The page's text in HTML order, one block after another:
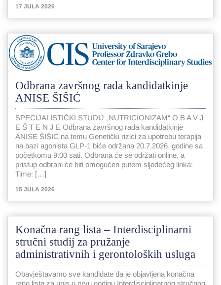
17 JULA 2026
Odbrana završnog rada kandidatkinje
ANISE ŠIŠIĆ
SPECIJALISTIČKI STUDIJ „NUTRICIONIZAM“ O B A V J
E Š T E N J E Odbrana završnog rada kandidatkinje
ANISE ŠIŠIĆ na temu Genetički rizici za upotrebu terapija
na bazi agonista GLP-1 biće održana 20.7.2026. godine sa
početkomu 9:00 sati. Odbrana će se održati online, a
pristup odbrani će biti omogućen putem sljedećeg linka:
Time: […]
15 JULA 2026
Konačna rang lista – Interdisciplinarni
stručni studij za pružanje
administrativnih i gerontoloških usluga
Obavještavamo sve kandidate da je objavljena konačna
rang lista za upis u prvu godinu Interdisciplinarnog stručnog